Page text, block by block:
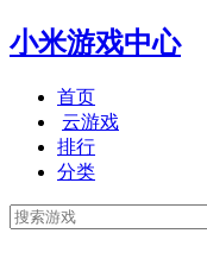
小米游戏中心
首页
云游戏
排行
分类